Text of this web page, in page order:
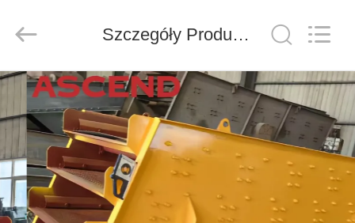
DOM
PRODUKTY
O
NAS
Ltd..
Szczegóły Produktu